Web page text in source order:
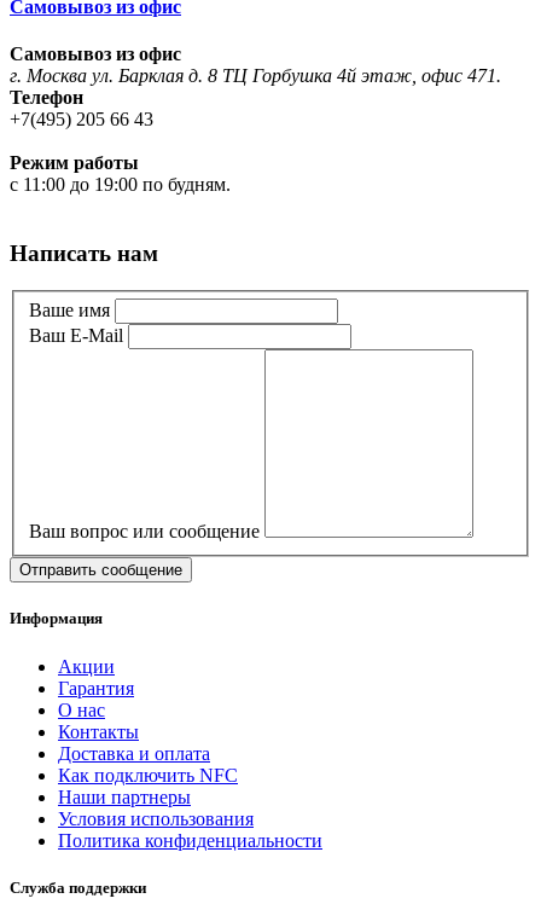
Самовывоз из офис
Самовывоз из офис
г. Москва ул. Барклая д. 8 ТЦ Горбушка 4й этаж, офис 471.
Телефон
+7(495) 205 66 43
Режим работы
с 11:00 до 19:00 по будням.
Написать нам
Ваше имя
Ваш E-Mail
Ваш вопрос или сообщение
Информация
Акции
Гарантия
O нас
Контакты
Доставка и оплата
Как подключить NFC
Наши партнеры
Условия использования
Политика конфиденциальности
Служба поддержки